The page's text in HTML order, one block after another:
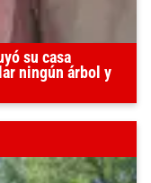
su casa
ningún árbol y